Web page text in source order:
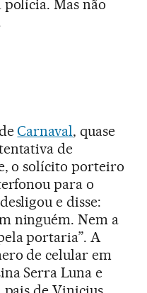
polícia. Mas não
Carnaval, quase
de
o solícito porteiro
para o
e disse:
ninguém. Nem a
portaria”. A
de celular em
Serra Luna e